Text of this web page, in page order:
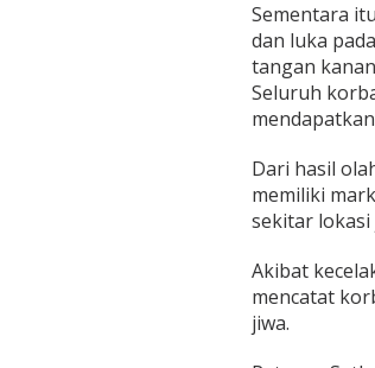
h
T
l
a
n
Sementara
dan luka
tangan
Seluruh
Dari hasil
memiliki
sekitar lokasi
Akibat
mencatat
jiwa.